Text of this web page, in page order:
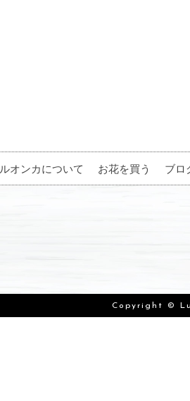
ルオンカについて お花を買う ブロ
Copyright ©